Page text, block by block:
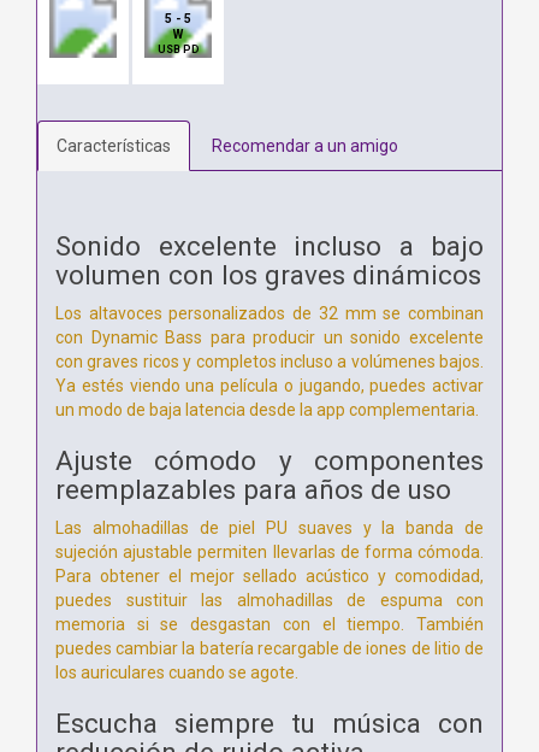
5 - 5
W
USB PD
Características Recomendar a un amigo
Sonido excelente incluso a bajo
volumen con los graves dinámicos
Los altavoces personalizados de 32 mm se combinan
con Dynamic Bass para producir un sonido excelente
con graves ricos y completos incluso a volúmenes bajos.
Ya estés viendo una película o jugando, puedes activar
un modo de baja latencia desde la app complementaria.
Ajuste cómodo y componentes
reemplazables para años de uso
Las almohadillas de piel PU suaves y la banda de
sujeción ajustable permiten llevarlas de forma cómoda.
Para obtener el mejor sellado acústico y comodidad,
puedes sustituir las almohadillas de espuma con
memoria si se desgastan con el tiempo. También
puedes cambiar la batería recargable de iones de litio de
los auriculares cuando se agote.
Escucha siempre tu música con